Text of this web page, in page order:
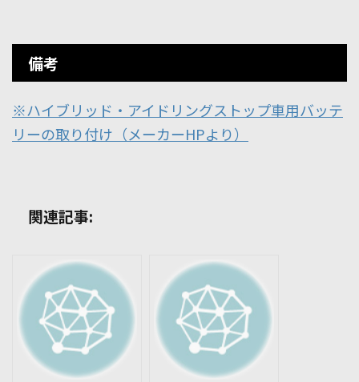
備考
※ハイブリッド・アイドリングストップ車用バッテ
リーの取り付け（メーカーHPより）
関連記事: